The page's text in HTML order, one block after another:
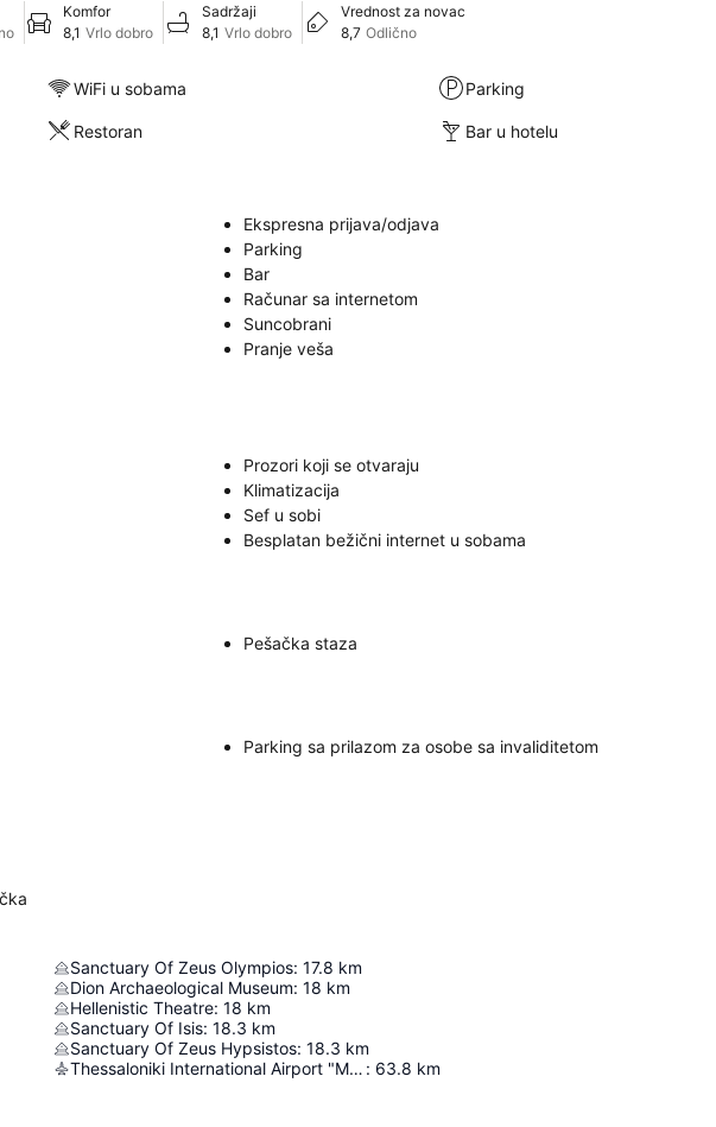
Komfor
8,1 Vrlo dobro
Sadržaji
8,1 Vrlo dobro
Vrednost za novac
8,7 Odlično
WiFi u sobama Parking
Restoran
Bar u hotelu
Ekspresna prijava/odjava
Parking
Bar
Računar sa internetom
Suncobrani
Pranje veša
Prozori koji se otvaraju
Klimatizacija
Sef u sobi
Besplatan bežični internet u sobama
Pešačka staza
Parking sa prilazom za osobe sa invaliditetom
Sanctuary Of Zeus Olympios: 17.8 km
Dion Archaeological Museum: 18 km
Hellenistic Theatre: 18 km
Sanctuary Of Isis: 18.3 km
Sanctuary Of Zeus Hypsistos: 18.3 km
Thessaloniki International Airport "Macedonia" : 63.8 km